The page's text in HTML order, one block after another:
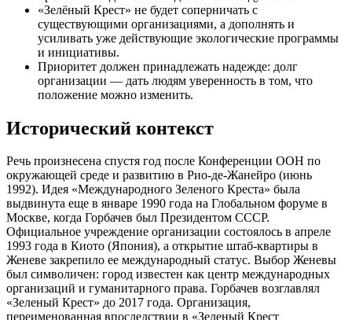
«Зелёный Крест» не будет соперничать с
существующими организациями, а дополнять и
усиливать уже действующие экологические программы
и инициативы.
Приоритет должен принадлежать надежде: долг
организации — дать людям уверенность в том, что
положение можно изменить.
Исторический контекст
Речь произнесена спустя год после Конференции ООН по
окружающей среде и развитию в Рио-де-Жанейро (июнь
1992). Идея «Международного Зеленого Креста» была
выдвинута еще в январе 1990 года на Глобальном форуме в
Москве, когда Горбачев был Президентом СССР.
Официальное учреждение организации состоялось в апреле
1993 года в Киото (Япония), а открытие штаб-квартиры в
Женеве закрепило ее международный статус. Выбор Женевы
был символичен: город известен как центр международных
организаций и гуманитарного права. Горбачев возглавлял
«Зеленый Крест» до 2017 года. Организация,
переименованная впоследствии в «Зеленый Крест